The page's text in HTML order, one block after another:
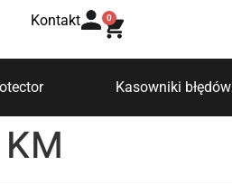
Kontakt 0
Kasowniki błędów